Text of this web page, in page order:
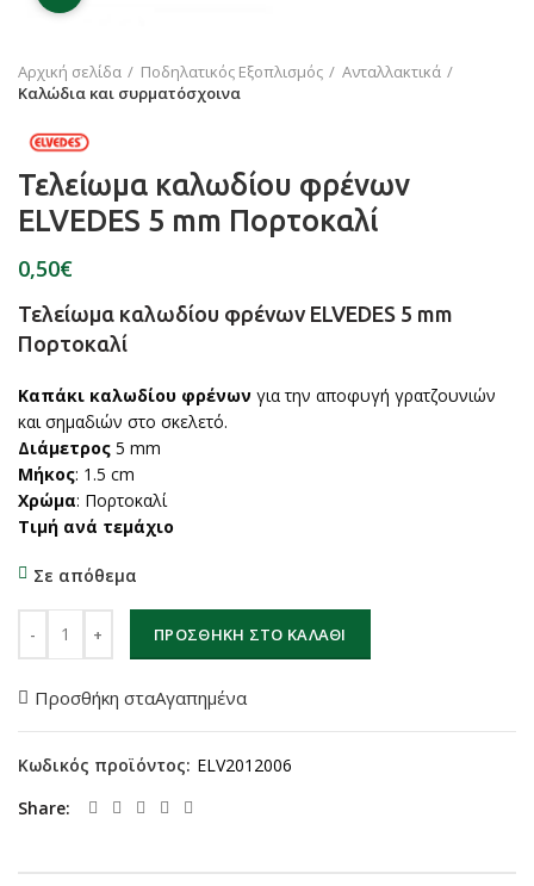
Αρχική σελίδα Ποδηλατικός Εξοπλισμός
Ανταλλακτικά
Καλώδια και συρματόσχοινα
Τελείωμα καλωδίου φρένων
ELVEDES 5 mm Πορτοκαλί
€
Τελείωμα καλωδίου φρένων ELVEDES 5 mm
Πορτοκαλί
Καπάκι καλωδίου φρένων για την αποφυγή γρατζουνιών
και σημαδιών στο σκελετό.
Διάμετρος 5 mm
Μήκος: 1.5 cm
Χρώμα: Πορτοκαλί
Τιμή ανά τεμάχιο
Σε απόθεμα
ΠΡΟΣΘΉΚΗ ΣΤΟ ΚΑΛΆΘΙ
Προσθήκη σταΑγαπημένα
Κωδικός προϊόντος: ELV2012006
Share